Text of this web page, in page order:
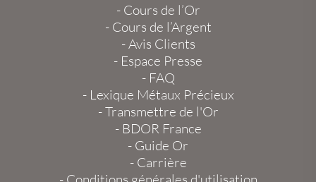
- Cours de l’Or
- Cours de l’Argent
-Avis Clients
- Espace Presse
- FAQ
- Lexique Métaux Précieux
-Transmettre de l'Or
- BDOR France
- Guide Or
- Carrière